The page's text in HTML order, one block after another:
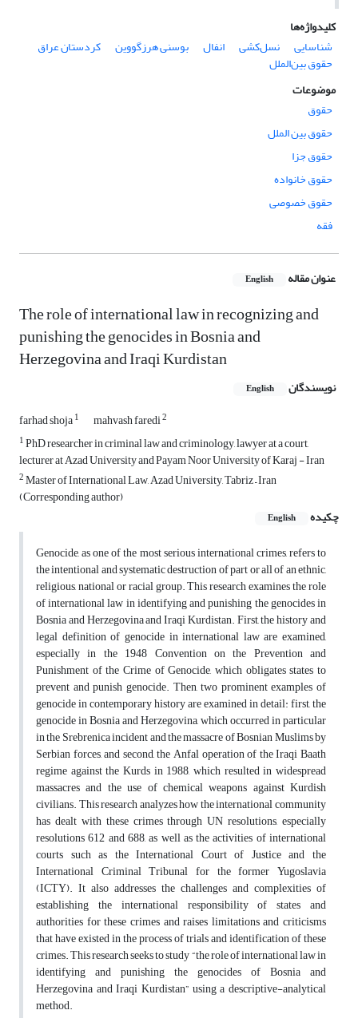
کلیدواژه‌ها
شناسایی
نسل‌کشی انفال بوسنی هرزگووین کردستان عراق
حقوق بین‌الملل
موضوعات
حقوق
حقوق بین الملل
حقوق جزا
حقوق خانواده
حقوق خصوصی
فقه
عنوان مقاله English
The role of international law in recognizing and
punishing the genocides in Bosnia and
Herzegovina and Iraqi Kurdistan
نویسندگان English
farhad shoja1 mahvash faredi2
1PhD researcher in criminal law and criminology, lawyer at a court,
lecturer at Azad University and Payam Noor University of Karaj - Iran
2Master of International Law, Azad University, Tabriz – Iran
(Corresponding author)
چکیده
English
Genocide, as one of the most serious international crimes, refers to
the intentional and systematic destruction of part or all of an ethnic,
religious, national or racial group. This research examines the role
of international law in identifying and punishing the genocides in
Bosnia and Herzegovina and Iraqi Kurdistan. First, the history and
legal definition of genocide in international law are examined,
especially in the 1948 Convention on the Prevention and
Punishment of the Crime of Genocide, which obligates states to
prevent and punish genocide. Then, two prominent examples of
genocide in contemporary history are examined in detail: first, the
genocide in Bosnia and Herzegovina, which occurred in particular
in the Srebrenica incident and the massacre of Bosnian Muslims by
Serbian forces, and second, the Anfal operation of the Iraqi Baath
regime against the Kurds in 1988, which resulted in widespread
massacres and the use of chemical weapons against Kurdish
civilians. This research analyzes how the international community
has dealt with these crimes through UN resolutions, especially
resolutions 612 and 688, as well as the activities of international
courts such as the International Court of Justice and the
International Criminal Tribunal for the former Yugoslavia
(ICTY). It also addresses the challenges and complexities of
establishing the international responsibility of states and
authorities for these crimes and raises limitations and criticisms
that have existed in the process of trials and identification of these
crimes. This research seeks to study “the role of international law in
identifying and punishing the genocides of Bosnia and
Herzegovina and Iraqi Kurdistan” using a descriptive-analytical
method.